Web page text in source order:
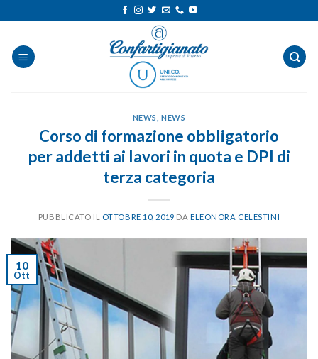
ai
contenuti
NEWS ,NEWS
Corso di formazione obbligatorio
per addetti ai lavori in quota e DPI di
terza categoria
PUBBLICATO IL OTTOBRE 10, 2019 DA ELEONORA CELESTINI
10
Ott